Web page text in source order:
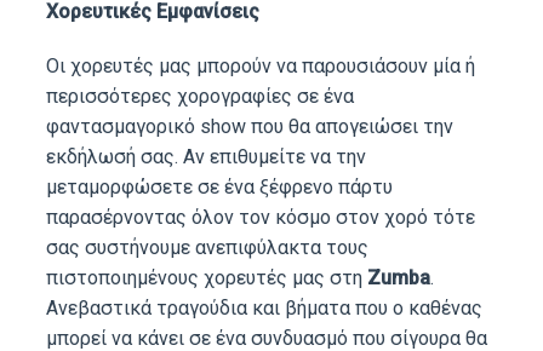
Χορευτικές Εμφανίσεις
Οι χορευτές μας μπορούν να παρουσιάσουν μία ή
περισσότερες χορογραφίες σε ένα
φαντασμαγορικό show που θα απογειώσει την
εκδήλωσή σας. Αν επιθυμείτε να την
μεταμορφώσετε σε ένα ξέφρενο πάρτυ
παρασέρνοντας όλον τον κόσμο στον χορό τότε
σας συστήνουμε ανεπιφύλακτα τους
πιστοποιημένους χορευτές μας στη Zumba.
Ανεβαστικά τραγούδια και βήματα που ο καθένας
μπορεί να κάνει σε ένα συνδυασμό που σίγουρα θα